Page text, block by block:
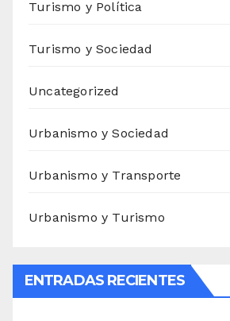
Turismo y Política
Turismo y Sociedad
Uncategorized
Urbanismo y Sociedad
Urbanismo y Transporte
Urbanismo y Turismo
ENTRADAS RECIENTES